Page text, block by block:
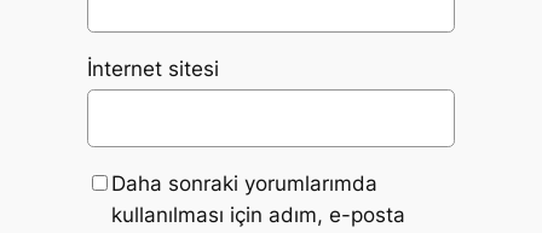
İnternet sitesi
Daha sonraki yorumlarımda
kullanılması için adım, e-posta